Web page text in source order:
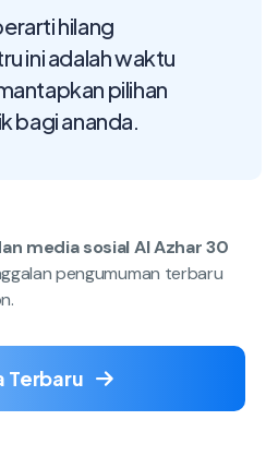
hilang
ini adalah waktu
pilihan
bagi ananda.
media sosial Al Azhar 30
pengumuman terbaru
Terbaru